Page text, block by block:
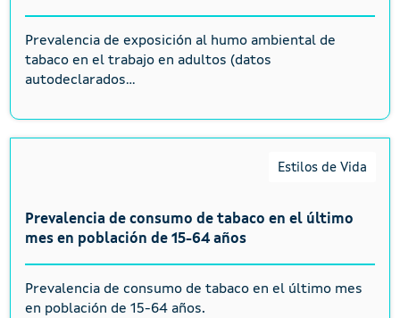
Prevalencia de exposición al humo ambiental de
tabaco en el trabajo en adultos (datos
autodeclarados...
Estilos de Vida
Prevalencia de consumo de tabaco en el último
mes en población de 15-64 años
Prevalencia de consumo de tabaco en el último mes
en población de 15-64 años.